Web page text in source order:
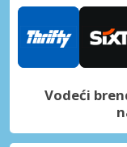
Vodeći